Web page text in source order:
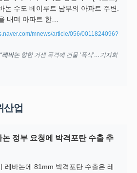
논 수도 베이루트 남부의 아파트 주변.
내며 아파트 한…
mnews/article/056/0011824096?
레바논향한 거센 폭격에 건물 ‘폭삭’…기자회
산업
정부 요청에 박격포탄 수출 추
레바논에 81mm 박격포탄 수출은 레